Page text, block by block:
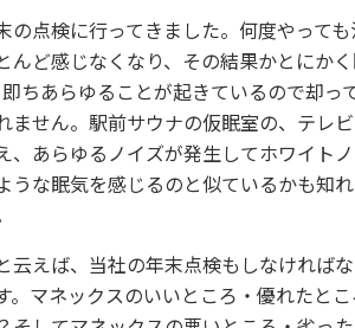
の点検に行ってきました。何度やって
んど感じなくなり、その結果かとにか
ちあらゆることが起きているので却
ません。駅前サウナの仮眠室の、テレ
、あらゆるノイズが発生してホワイト
うな眠気を感じるのと似ているかも知
云えば、当社の年末点検もしなければ
。マネックスのいいところ・優れたと